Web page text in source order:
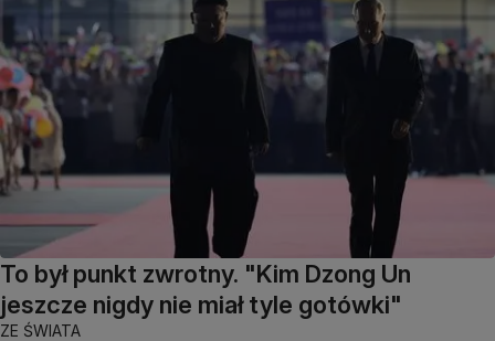
To był punkt zwrotny. "Kim Dzong Un
jeszcze nigdy nie miał tyle gotówki"
ZE ŚWIATA